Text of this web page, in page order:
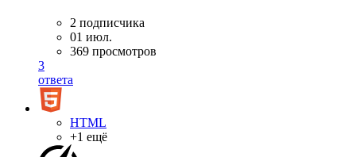
2 подписчика
01 июл.
369 просмотров
3
ответа
HTML
+1 ещё